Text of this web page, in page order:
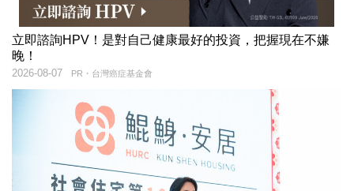
立即諮詢HPV！是對自己健康最好的投資，把握現在不嫌
晚！
PR・台灣癌症基金會
2026-08-07